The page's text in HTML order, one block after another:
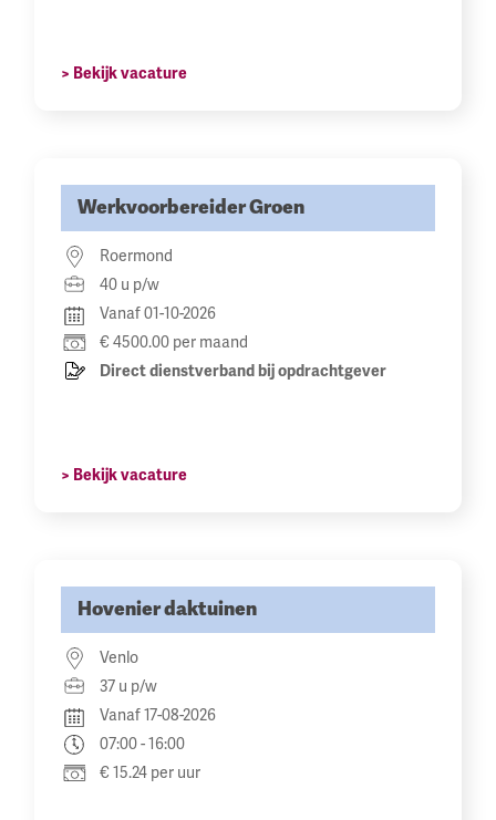
> Bekijk vacature
Werkvoorbereider Groen
Roermond
40 u p/w
Vanaf 01-10-2026
€ 4500.00 per maand
Direct dienstverband bij opdrachtgever
> Bekijk vacature
Hovenier daktuinen
Venlo
37 u p/w
Vanaf 17-08-2026
07:00 - 16:00
€ 15.24 per uur